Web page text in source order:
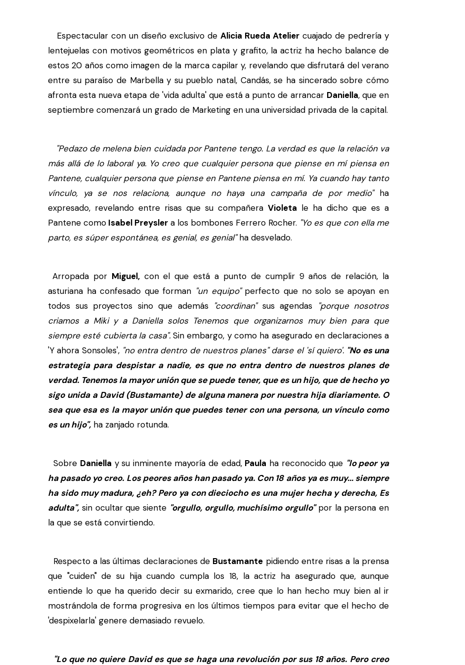
Espectacular con un diseño exclusivo de Alicia Rueda Atelier cuajado de pedrería y
lentejuelas con motivos geométricos en plata y grafito, la actriz ha hecho balance de
estos 20 años como imagen de la marca capilar y, revelando que disfrutará del verano
entre su paraíso de Marbella y su pueblo natal, Candás, se ha sincerado sobre cómo
afronta esta nueva etapa de 'vida adulta' que está a punto de arrancar Daniella, que en
septiembre comenzará un grado de Marketing en una universidad privada de la capital.
"Pedazo de melena bien cuidada por Pantene tengo. La verdad es que la relación va
más allá de lo laboral ya. Yo creo que cualquier persona que piense en mí piensa en
Pantene, cualquier persona que piense en Pantene piensa en mí. Ya cuando hay tanto
vínculo, ya se nos relaciona, aunque no haya una campaña de por medio"ha
expresado, revelando entre risas que su compañera Violeta le ha dicho que es a
Pantene como Isabel Preysler a los bombones Ferrero Rocher. "Yo es que con ella me
parto, es súper espontánea, es genial, es genial"ha desvelado.
Arropada por Miguel,con el que está a punto de cumplir 9 años de relación, la
asturiana ha confesado que forman "un equipo" perfecto que no solo se apoyan en
todos sus proyectos sino que además "coordinan"sus agendas
"porque nosotros
criamos a Miki y a Daniella solos Tenemos que organizarnos muy bien para que
siempre esté cubierta la casa". Sin embargo, y como ha asegurado en declaraciones a
'Y ahora Sonsoles', "no entra dentro de nuestros planes" darse el 'sí quiero'. "No es una
estrategia para despistar a nadie, es que no entra dentro de nuestros planes de
verdad. Tenemos la mayor unión que se puede tener, que es un hijo, que de hecho yo
sigo unida a David (Bustamante) de alguna manera por nuestra hija diariamente. O
sea que esa es la mayor unión que puedes tener con una persona, un vínculo como
es un hijo", ha zanjado rotunda.
Sobre Daniella y su inminente mayoría de edad, Paula ha reconocido que "lo peor ya
ha pasado yo creo. Los peores años han pasado ya. Con 18 años ya es muy... siempre
ha sido muy madura, ¿eh? Pero ya con dieciocho es una mujer hecha y derecha, Es
adulta", sin ocultar que siente "orgullo, orgullo, muchísimo orgullo"por la persona en
la que se está convirtiendo.
Respecto a las últimas declaraciones de Bustamante pidiendo entre risas a la prensa
que "cuiden" de su hija cuando cumpla los 18, la actriz ha asegurado que, aunque
entiende lo que ha querido decir su exmarido, cree que lo han hecho muy bien al ir
mostrándola de forma progresiva en los últimos tiempos para evitar que el hecho de
'despixelarla' genere demasiado revuelo.
"Lo que no quiere David es que se haga una revolución por sus 18 años. Pero creo